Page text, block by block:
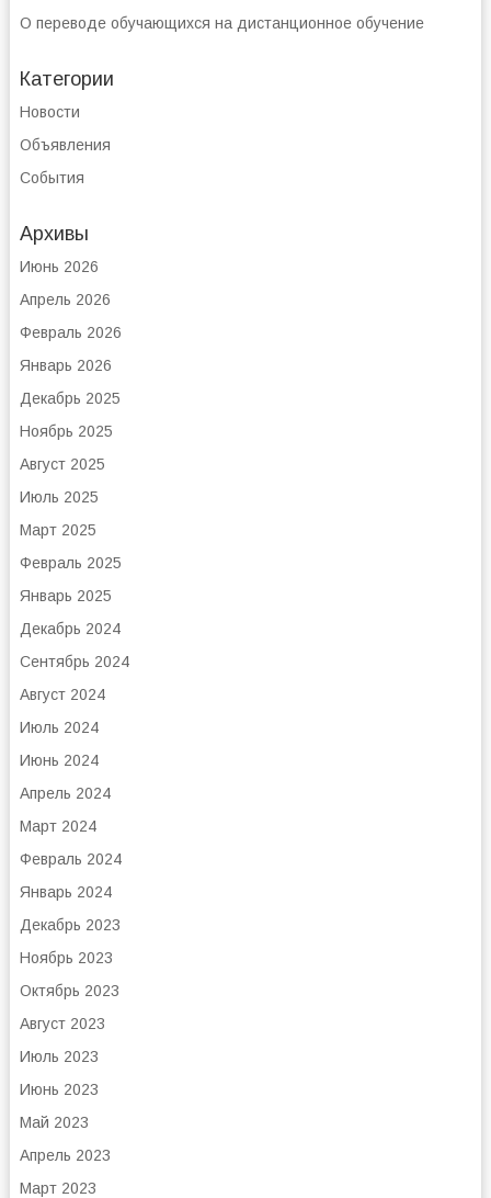
О переводе обучающихся на дистанционное обучение
Категории
Новости
Объявления
События
Архивы
Июнь 2026
Апрель 2026
Февраль 2026
Январь 2026
Декабрь 2025
Ноябрь 2025
Август 2025
Июль 2025
Март 2025
Февраль 2025
Январь 2025
Декабрь 2024
Сентябрь 2024
Август 2024
Июль 2024
Июнь 2024
Апрель 2024
Март 2024
Февраль 2024
Январь 2024
Декабрь 2023
Ноябрь 2023
Октябрь 2023
Август 2023
Июль 2023
Июнь 2023
Май 2023
Апрель 2023
Март 2023